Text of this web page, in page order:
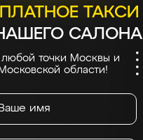
ТАКСИ
САЛОНА
любой точки Москвы и
Московской области!